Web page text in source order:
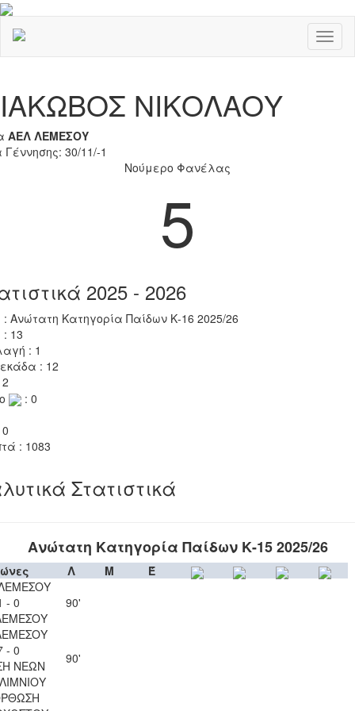
ΙΑΚΩΒΟΣ ΝΙΚΟΛΑΟΥ
ΑΕΛ ΛΕΜΕΣΟΥ
30/11/-1
Νούμερο Φανέλας
5
2025 - 2026
: Ανώτατη Κατηγορία Παίδων Κ-16 2025/26
13
: 1
: 12
: 0
: 1083
Στατιστικά
Ανώτατη Κατηγορία Παίδων Κ-15 2025/26
Λ Μ
Έ
- 0
90'
- 0
ΝΕΩΝ
90'